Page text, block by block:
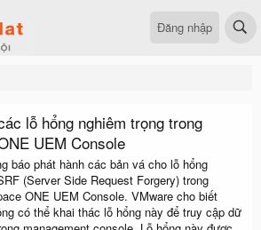
Đăng nhập
lỗ hổng nghiêm trọng trong
UEM Console
báo phát hành các bản vá cho lỗ hổng
(Server Side Request Forgery) trong
ONE UEM Console. VMware cho biết
có thể khai thác lỗ hổng này để truy cập dữ